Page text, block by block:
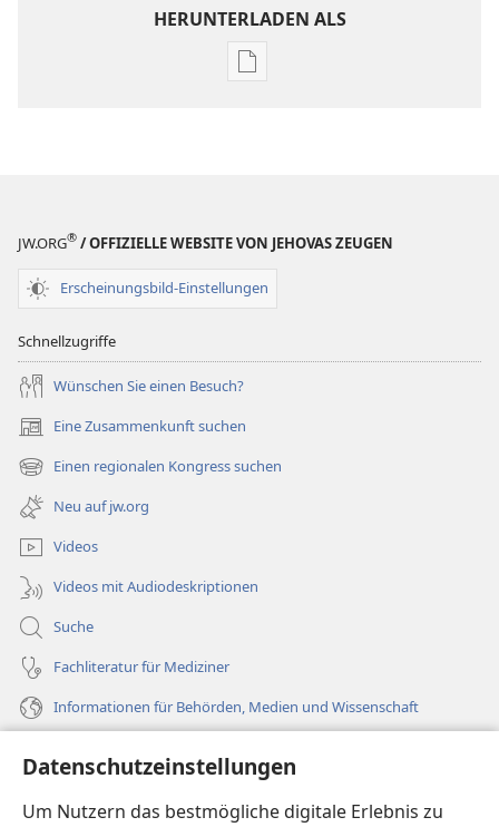
Datenschutzeinstellungen
Um Nutzern das bestmögliche digitale Erlebnis zu
HERUNTERLADEN ALS
Downloadoptionen
Jehovas
JW.ORG® / OFFIZIELLE WEBSITE VON JEHOVAS ZEUGEN
Erscheinungsbild-Einstellungen
Schnellzugriffe
Wünschen Sie einen Besuch?
Eine Zusammenkunft suchen
(öffnet
neues
Fenster)
Einen regionalen Kongress suchen
(öffnet
neues
Fenster)
Neu auf jw.org
Videos
Videos mit Audiodeskriptionen
Suche
Fachliteratur für Mediziner
Informationen für Behörden, Medien und Wissenschaft
Spenden
(öffnet